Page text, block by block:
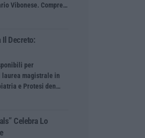
Vibonese. Compre…
Il Decreto:
per
laurea magistrale in
e Protesi den…
Celebra Lo